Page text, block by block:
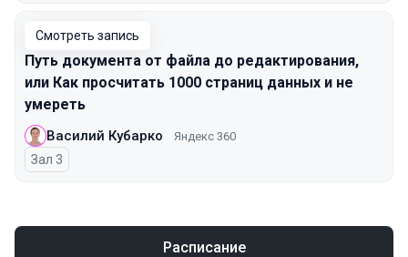
Смотреть запись
Путь документа от файла до редактирования,
или Как просчитать 1000 страниц данных и не
умереть
Василий Кубарко Яндекс 360
Зал 3
Расписание